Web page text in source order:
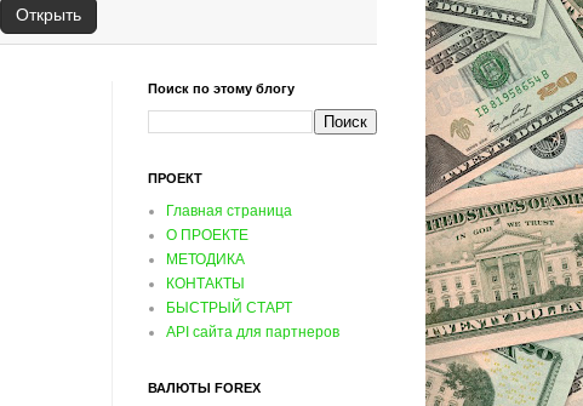
Открыть
Поиск по этому блогу
ПРОЕКТ
Главная страница
О ПРОЕКТЕ
МЕТОДИКА
КОНТАКТЫ
БЫСТРЫЙ СТАРТ
API сайта для партнеров
ВАЛЮТЫ FOREX